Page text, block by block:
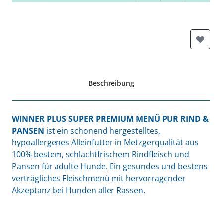
Beschreibung
WINNER PLUS SUPER PREMIUM MENÜ PUR RIND &
PANSEN ist ein schonend hergestelltes,
hypoallergenes Alleinfutter in Metzgerqualität aus
100% bestem, schlachtfrischem Rindfleisch und
Pansen für adulte Hunde. Ein gesundes und bestens
verträgliches Fleischmenü mit hervorragender
Akzeptanz bei Hunden aller Rassen.